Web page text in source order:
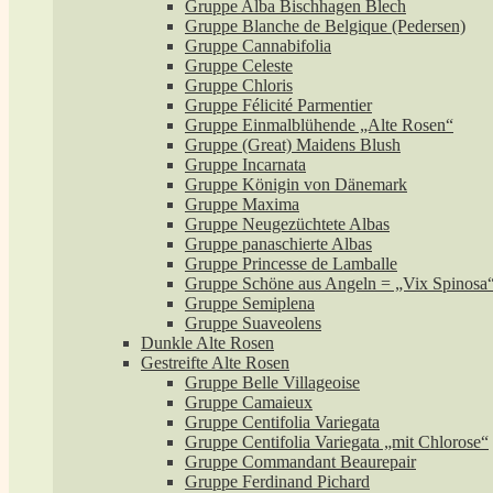
Gruppe Alba Bischhagen Blech
Gruppe Blanche de Belgique (Pedersen)
Gruppe Cannabifolia
Gruppe Celeste
Gruppe Chloris
Gruppe Félicité Parmentier
Gruppe Einmalblühende „Alte Rosen“
Gruppe (Great) Maidens Blush
Gruppe Incarnata
Gruppe Königin von Dänemark
Gruppe Maxima
Gruppe Neugezüchtete Albas
Gruppe panaschierte Albas
Gruppe Princesse de Lamballe
Gruppe Schöne aus Angeln = „Vix
Gruppe Semiplena
Gruppe Suaveolens
Dunkle Alte Rosen
Gestreifte Alte Rosen
Gruppe Belle Villageoise
Gruppe Camaieux
Gruppe Centifolia Variegata
Gruppe Centifolia Variegata „mit Chlorose“
Gruppe Commandant Beaurepair
Gruppe Ferdinand Pichard